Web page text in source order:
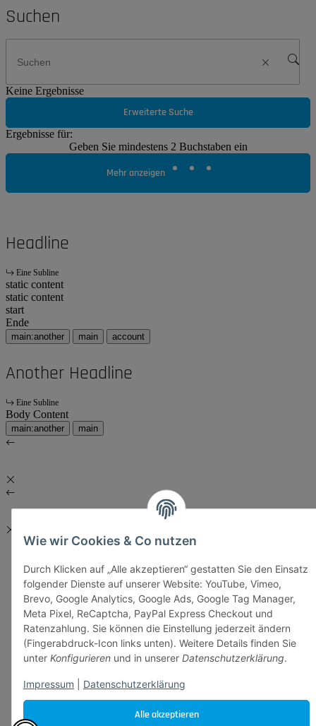
Alle akzeptieren
Wie wir Cookies & Co nutzen
Durch Klicken auf „Alle akzeptieren“ gestatten Sie den Einsatz
folgender Dienste auf unserer Website: YouTube, Vimeo,
Brevo, Google Analytics, Google Ads, Google Tag Manager,
Meta Pixel, ReCaptcha, PayPal Express Checkout und
Ratenzahlung. Sie können die Einstellung jederzeit ändern
(Fingerabdruck-Icon links unten). Weitere Details finden Sie
unter Konfigurieren und in unserer Datenschutzerklärung.
Impressum Datenschutzerklärung
Suchen
Keine Ergebnisse
Erweiterte Suche
Ergebnisse für:
Geben Sie mindestens 2 Buchstaben ein
Mehr anzeigen
Headline
Eine Subline
static content
static content
start
Ende
main:another main account
Another Headline
Eine Subline
Body Content
main:another main